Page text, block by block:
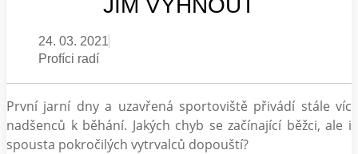
JIM VYHNOUT
24. 03. 2021
Profíci radí
První jarní dny a uzavřená sportoviště přivádí stále víc
nadšenců k běhání. Jakých chyb se začínající běžci, ale i
spousta pokročilých vytrvalců dopouští?